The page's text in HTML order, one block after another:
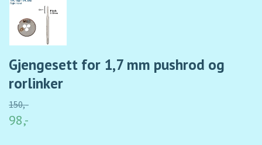
Gjengesett for 1,7 mm pushrod og
rorlinker
150,-
98,-